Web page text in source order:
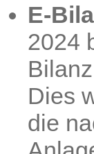
E-
2024
Dies
die